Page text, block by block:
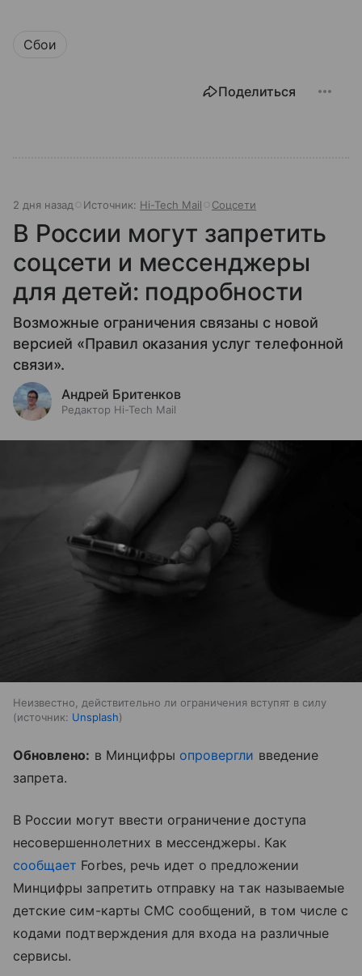
Сбои
Поделиться
2 дня назад Источник: Hi-Tech Mail Соцсети
В России могут запретить
соцсети и мессенджеры
для детей: подробности
Возможные ограничения связаны с новой
версией «Правил оказания услуг телефонной
связи».
Андрей Бритенков
Редактор Hi-Tech Mail
Неизвестно, действительно ли ограничения вступят в силу
источник: Unsplash
Обновлено: в Минцифры опровергли введение
запрета.
В России могут ввести ограничение доступа
несовершеннолетних в мессенджеры. Как
сообщает Forbes, речь идет о предложении
Минцифры запретить отправку на так называемые
детские сим-карты СМС сообщений, в том числе с
кодами подтверждения для входа на различные
сервисы.